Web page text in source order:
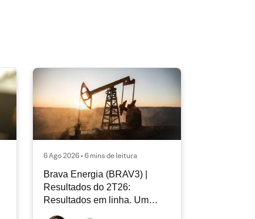
6 Ago 2026 • 6 mins de leitura
Brava Energia (BRAV3) |
Resultados do 2T26:
Resultados em linha. Um
novo capítulo à frente